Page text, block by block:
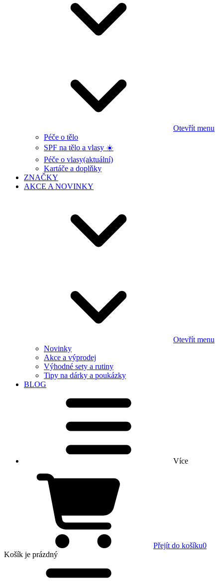
Otevřít menu
Péče o tělo
SPF na tělo a vlasy ☀️
Péče o vlasy(aktuální)
Kartáče a doplňky
ZNAČKY
AKCE A NOVINKY
Otevřít menu
Novinky
Akce a výprodej
Výhodné sety a rutiny
Tipy na dárky a poukázky
BLOG
Více
Přejít do košíku0
Košík je prázdný